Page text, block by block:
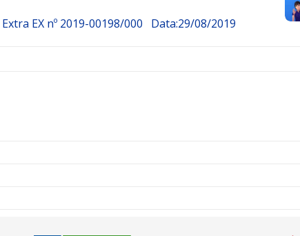
Extra EX nº 2019-00198/000 Data:29/08/2019